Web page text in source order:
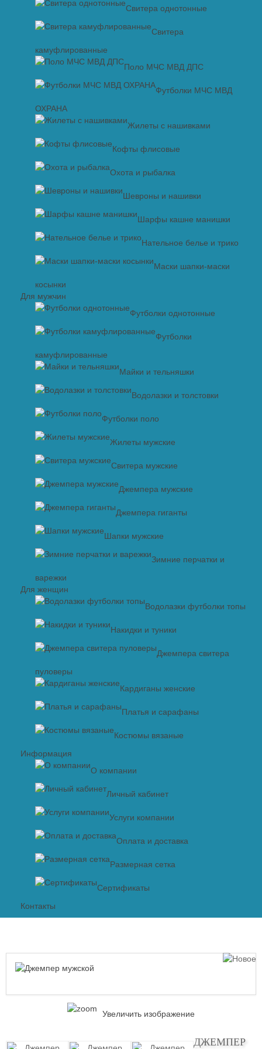
Свитера однотонные
Свитера
камуфлированные
Поло МЧС МВД ДПС
Футболки МЧС МВД
ОХРАНА
Жилеты с нашивками
Кофты флисовые
Охота и рыбалка
Шевроны и нашивки
Шарфы кашне манишки
Нательное белье и трико
Маски шапки-маски
косынки
Для мужчин
Футболки однотонные
Футболки
камуфлированные
Майки и тельняшки
Водолазки и толстовки
Футболки поло
Жилеты мужские
Свитера мужские
Джемпера мужские
Джемпера гиганты
Шапки мужские
Зимние перчатки и
варежки
Для женщин
Водолазки футболки топы
Накидки и туники
Джемпера свитера
пуловеры
Кардиганы женские
Платья и сарафаны
Костюмы вязаные
Информация
О компании
Личный кабинет
Услуги компании
Оплата и доставка
Размерная сетка
Сертификаты
Контакты
Увеличить изображение
ДЖЕМПЕР